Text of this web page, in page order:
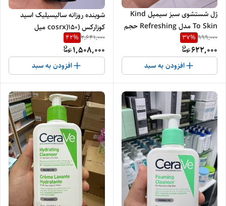
ژل شستشوی سبز سیمپل Kind
To Skin مدل Refreshing حجم
150میل اصل
999,000
37%
622,000
افزودن به سبد
شوینده روزانه سالیسیلیک اسید
کوزارکس (cosrx)150 میل
2,641,000
42%
1,508,000
افزودن به سبد